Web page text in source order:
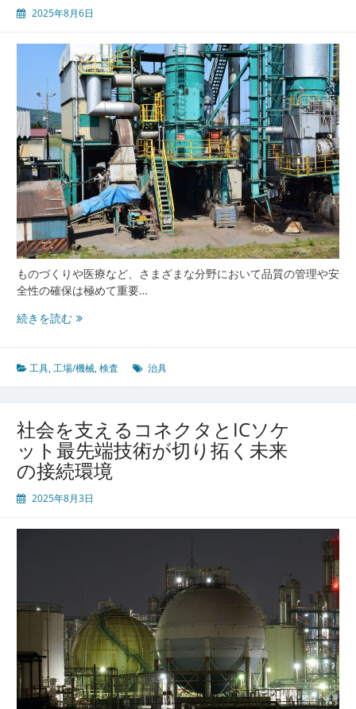
進
と
検
査
精
度
向
上
へ
の
挑
戦
2025年8月6日
ものづくりや医療など、さまざまな分野において品質の管理や安
全性の確保は極めて重要…
続きを読む品
安
全
る
た
め
の
要
工
活
用
し
た
検
査
工具,工場/機械,検査 治具
社会を支えるコネクタとICソケ
ット最先端技術が切り拓く未来
の接続環境
2025年8月3日